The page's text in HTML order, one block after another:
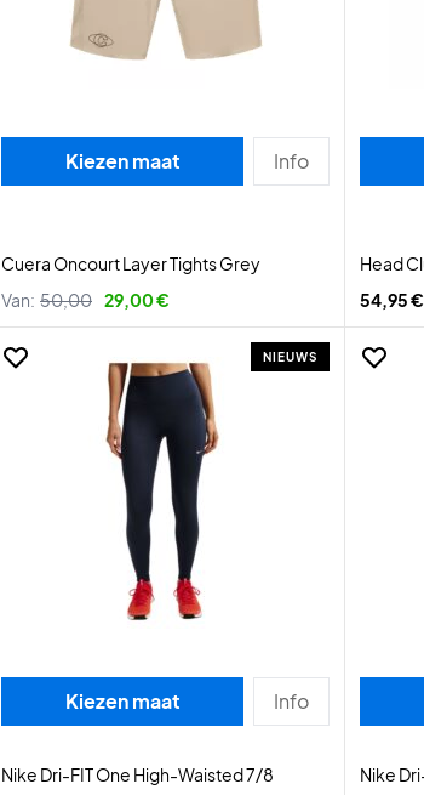
Kiezen maat Info
Cuera Oncourt Layer Tights Grey
Van: 50,00 29,00 €
Head
54,95 €
NIEUWS
Kiezen maat Info
Nike Dri-FIT One High-Waisted 7/8
Nike